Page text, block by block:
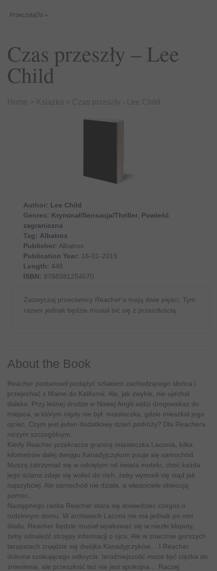
PrzeczytajTo »
Czas przeszły – Lee
Child
Home Książka Czas przeszły - Lee Child
Author: Lee Child
Genres: Kryminał/Sensacja/Thriller Powieść
zagraniczna
Tag: Albatros
Publisher: Albatros
Publication Year: 16-01-2019
Length: 448
ISBN: 9788381254670
Zazwyczaj przeciwnicy Reacher'a mają dwie pięści. Tym
razem jednak będzie musiał bić się z przeszłością.
About the Book
Reacher postanowił podążyć szlakiem zachodzącego słońca i
przejechać z Maine do Kalifornii. Ale, jak zwykle, nie ujechał
daleko. Przy leśnej drodze w Nowej Anglii widzi drogowskaz do
miejsca, w którym nigdy nie był: miasteczka, gdzie mieszkał jego
ojciec. Czym jest jeden dodatkowy dzień podróży? Dla Reachera
niczym szczególnym.
Kiedy Reacher przekracza granicę miasteczka Laconia, kilka
kilometrów dalej dwojgu Kanadyjczykom psuje się samochód.
Muszą zatrzymać się w odciętym od świata motelu, choć każda
jego ściana zdaje się wołać do nich, żeby wynosili się stąd jak
najszybciej. Ale samochód nie działa, a właściciele obiecują
pomoc…
Następnego ranka Reacher stara się dowiedzieć czegoś o
rodzinnym domu. W archiwach Laconii nie ma jednak po nim
śladu. Reacher będzie musiał wpakować się w niezłe kłopoty,
żeby odnaleźć strzępy informacji o ojcu. Ale w znacznie gorszych
tarapatach znajdzie się dwójka Kanadyjczyków… I Reacher
dokona szokującego odkrycia: teraźniejszość może być ciężka do
zniesienia, ale przeszłość też nie jest spokojna… Raczej